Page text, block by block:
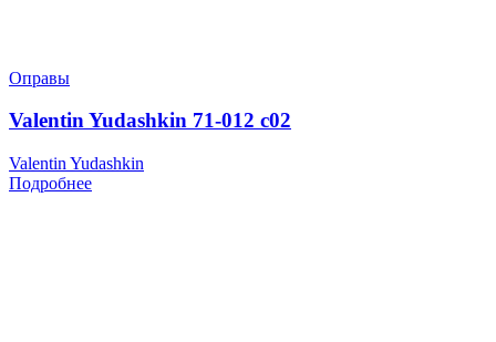
Оправы
Valentin Yudashkin 71-012 c02
Valentin Yudashkin
Подробнее